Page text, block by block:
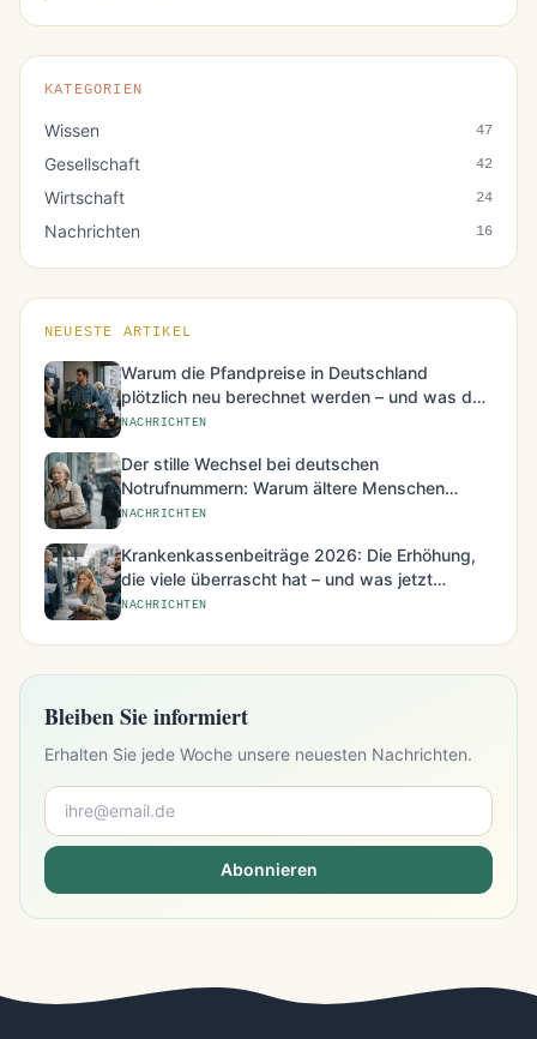
KATEGORIEN
Wissen 47
Gesellschaft 42
Wirtschaft 24
Nachrichten 16
NEUESTE ARTIKEL
Warum die Pfandpreise in Deutschland
plötzlich neu berechnet werden – und was das
für den Alltag bedeutet
NACHRICHTEN
Der stille Wechsel bei deutschen
Notrufnummern: Warum ältere Menschen
besonders betroffen sind
NACHRICHTEN
Krankenkassenbeiträge 2026: Die Erhöhung,
die viele überrascht hat – und was jetzt
möglich ist
NACHRICHTEN
Bleiben Sie informiert
Erhalten Sie jede Woche unsere neuesten Nachrichten.
Abonnieren